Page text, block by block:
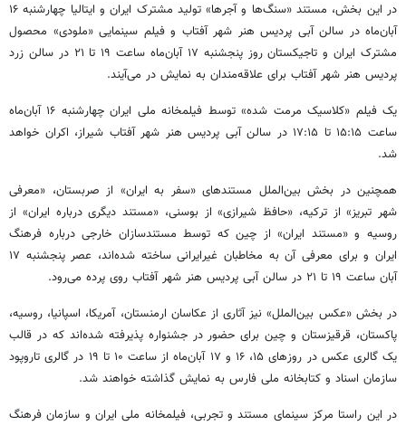
در این بخش، مستند «سنگ‌ها و آجرها» تولید مشترک ایران و ایتالیا چهارشنبه ۱۶
آبان‌ماه در سالن آبی پردیس هنر شهر آفتاب و فیلم سینمایی «ملودی» محصول
مشترک ایران و تاجیکستان روز پنجشنبه ۱۷ آبان‌ماه ساعت ۱۹ تا ۲۱ در سالن زرد
پردیس هنر شهر آفتاب برای علاقه‌مندان به نمایش در می‌آیند.
یک فیلم «کلاسیک مرمت شده» توسط فیلمخانه ملی ایران چهارشنبه ۱۶ آبان‌ماه
ساعت ۱۵:۱۵ تا ۱۷:۱۵ در سالن آبی پردیس هنر شهر آفتاب شیراز، اکران خواهد
شد.
همچنین در بخش بین‌الملل مستندهای «سفر به ایران» از صربستان، «معرفی
شهر تبریز» از ترکیه، «حافظ شیرازی» از بوسنی، «مستند دیگری درباره ایران» از
روسیه و «مستند ایران» از چین که توسط مستندسازان خارجی درباره فرهنگ
ایران و برای معرفی آن به مخاطبان غیرایرانی ساخته شده‌اند، عصر پنجشنبه ۱۷
آبان ساعت ۱۹ تا ۲۱ در سالن آبی پردیس هنر شهر آفتاب روی پرده می‌رود.
در بخش «عکس بین‌الملل» نیز آثاری از عکاسان ارمنستان، آمریکا، اسپانیا، روسیه،
پاکستان، قرقیزستان و چین برای حضور در جشنواره پذیرفته شده‌اند که در قالب
یک گالری عکس در روزهای ۱۵، ۱۶ و ۱۷ آبان‌ماه از ساعت ۱۰ تا ۱۹ در گالری تاروپود
سازمان اسناد و کتابخانه ملی فارس به نمایش گذاشته خواهند شد.
در این راستا مرکز سینمای مستند و تجربی، فیلمخانه ملی ایران و سازمان فرهنگ